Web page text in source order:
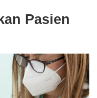
Pasien